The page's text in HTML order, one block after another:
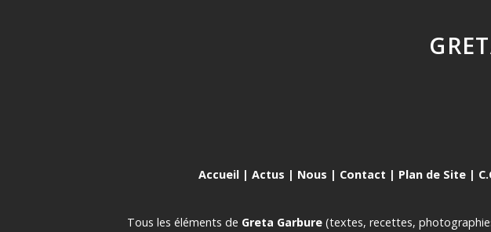
Accueil | Actus | Nous | Contact | Plan de Site |
Tous les éléments de Greta Garbure (textes, recettes,